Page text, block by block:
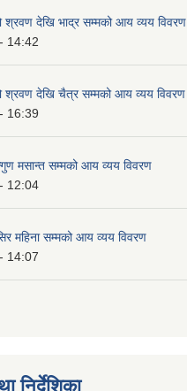
देखि भाद्र सम्मको आय व्यय विवरण
14:42
देखि चैत्र सम्मको आय व्यय विवरण
16:39
मसान्त सम्मको आय व्यय विवरण
12:04
महिना सम्मको आय व्यय विवरण
14:07
निर्देशिका